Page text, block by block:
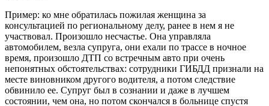
Пример: ко мне обратилась пожилая женщина за
консультацией по региональному делу, ранее в нем я не
участвовал. Произошло несчастье. Она управляла
автомобилем, везла супруга, они ехали по трассе в ночное
время, произошло ДТП со встречным авто при очень
непонятных обстоятельствах: сотрудники ГИБДД признали на
месте виновником другого водителя, а потом следствие
обвинило ее. Супруг был в сознании и даже в лучшем
состоянии, чем она, но потом скончался в больнице спустя